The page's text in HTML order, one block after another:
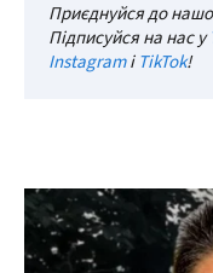
Приєднуйся до
Підписуйся на нас у
InstagramіTikTok!